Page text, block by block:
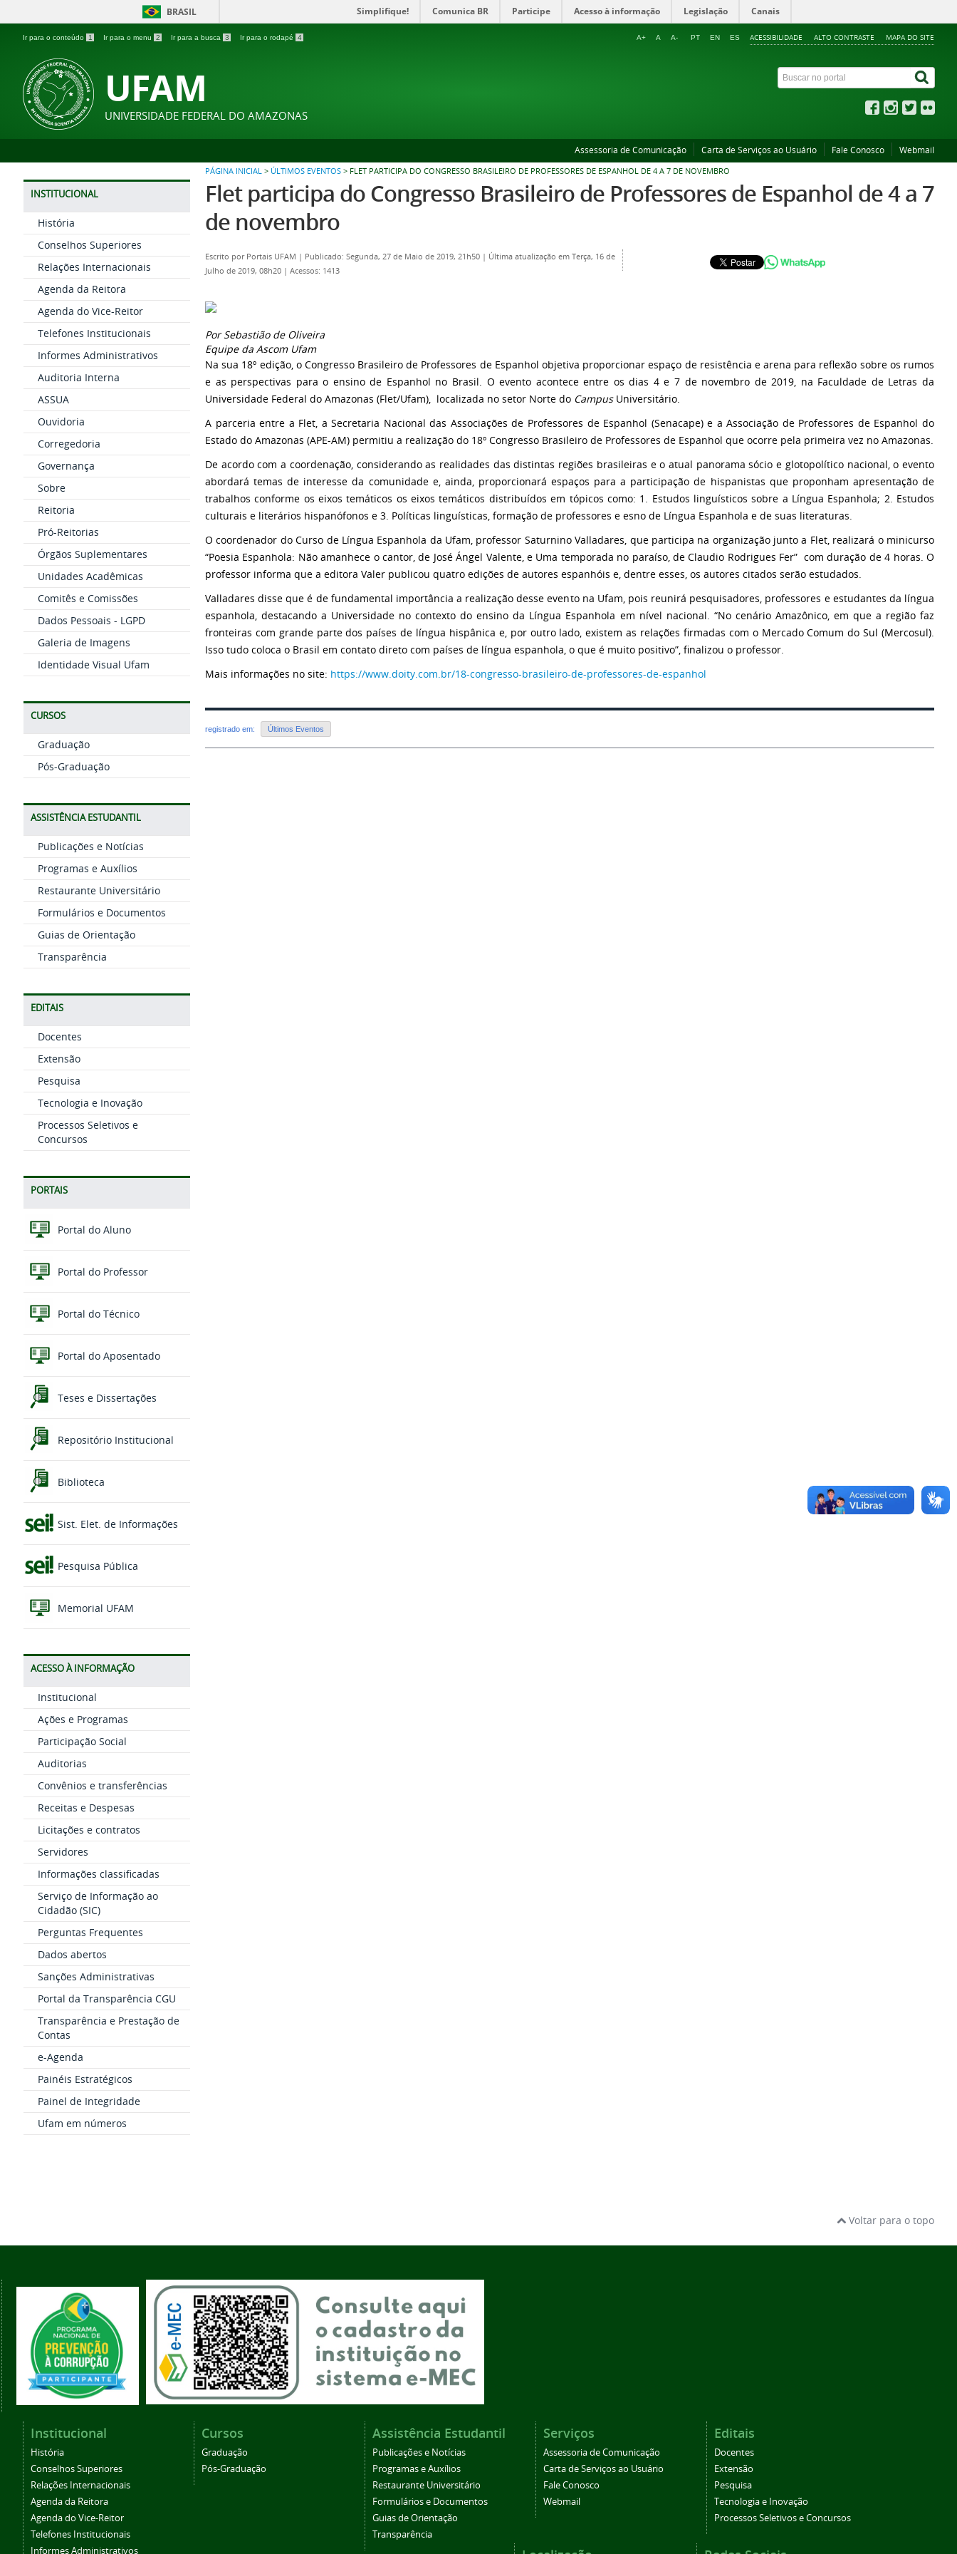
BRASIL Simplifique! Comunica BR Participe Acesso à informação Legislação Canais
Ir para o conteúdo 1 Ir para o menu 2 Ir para a busca 3 Ir para o rodapé 4 ACESSIBILIDADE ALTO CONTRASTE MAPA DO SITE
A+ A A- PT EN ES
UFAM
UNIVERSIDADE FEDERAL DO AMAZONAS
Assessoria de Comunicação Carta de Serviços ao Usuário Fale Conosco Webmail
PÁGINA INICIAL > ÚLTIMOS EVENTOS > FLET PARTICIPA DO CONGRESSO BRASILEIRO DE PROFESSORES DE ESPANHOL DE 4 A 7 DE NOVEMBRO
INSTITUCIONAL
História
Conselhos Superiores
Relações Internacionais
Agenda da Reitora
Agenda do Vice-Reitor
Telefones Institucionais
Informes Administrativos
Auditoria Interna
ASSUA
Ouvidoria
Corregedoria
Governança
Sobre
Reitoria
Pró-Reitorias
Órgãos Suplementares
Unidades Acadêmicas
Comitês e Comissões
Dados Pessoais - LGPD
Galeria de Imagens
Identidade Visual Ufam
CURSOS
Graduação
Pós-Graduação
ASSISTÊNCIA ESTUDANTIL
Publicações e Notícias
Programas e Auxílios
Restaurante Universitário
Formulários e Documentos
Guias de Orientação
Transparência
EDITAIS
Docentes
Extensão
Pesquisa
Tecnologia e Inovação
Processos Seletivos e
Concursos
PORTAIS
Portal do Aluno
Portal do Professor
Portal do Técnico
Portal do Aposentado
Teses e Dissertações
Repositório Institucional
Biblioteca
Sist. Elet. de Informações
Pesquisa Pública
Memorial UFAM
ACESSO À INFORMAÇÃO
Institucional
Ações e Programas
Participação Social
Auditorias
Convênios e transferências
Receitas e Despesas
Licitações e contratos
Servidores
Informações classificadas
Serviço de Informação ao
Cidadão (SIC)
Perguntas Frequentes
Dados abertos
Sanções Administrativas
Portal da Transparência CGU
Transparência e Prestação de
Contas
e-Agenda
Painéis Estratégicos
Painel de Integridade
Ufam em números
Flet participa do Congresso Brasileiro de Professores de Espanhol de 4 a 7
de novembro
Escrito por Portais UFAM | Publicado: Segunda, 27 de Maio de 2019, 21h50 | Última atualização em Terça, 16 de
Julho de 2019, 08h20 | Acessos: 1413
Por Sebastião de Oliveira
Equipe da Ascom Ufam
Na sua 18º edição, o Congresso Brasileiro de Professores de Espanhol objetiva proporcionar espaço de resistência e arena para reflexão sobre os rumos
e as perspectivas para o ensino de Espanhol no Brasil. O evento acontece entre os dias 4 e 7 de novembro de 2019, na Faculdade de Letras da
Universidade Federal do Amazonas (Flet/Ufam), localizada no setor Norte do CampusUniversitário.
A parceria entre a Flet, a Secretaria Nacional das Associações de Professores de Espanhol (Senacape) e a Associação de Professores de Espanhol do
Estado do Amazonas (APE-AM) permitiu a realização do 18º Congresso Brasileiro de Professores de Espanhol que ocorre pela primeira vez no Amazonas.
De acordo com a coordenação, considerando as realidades das distintas regiões brasileiras e o atual panorama sócio e glotopolítico nacional, o evento
abordará temas de interesse da comunidade e, ainda, proporcionará espaços para a participação de hispanistas que proponham apresentação de
trabalhos conforme os eixos temáticos os eixos temáticos distribuídos em tópicos como: 1. Estudos linguísticos sobre a Língua Espanhola; 2. Estudos
culturais e literários hispanófonos e 3. Políticas linguísticas, formação de professores e esno de Língua Espanhola e de suas literaturas.
O coordenador do Curso de Língua Espanhola da Ufam, professor Saturnino Valladares, que participa na organização junto a Flet, realizará o minicurso
“Poesia Espanhola: Não amanhece o cantor, de José Ángel Valente, e Uma temporada no paraíso, de Claudio Rodrigues Fer” com duração de 4 horas. O
professor informa que a editora Valer publicou quatro edições de autores espanhóis e, dentre esses, os autores citados serão estudados.
Valladares disse que é de fundamental importância a realização desse evento na Ufam, pois reunirá pesquisadores, professores e estudantes da língua
espanhola, destacando a Universidade no contexto do ensino da Língua Espanhola em nível nacional. “No cenário Amazônico, em que a região faz
fronteiras com grande parte dos países de língua hispânica e, por outro lado, existem as relações firmadas com o Mercado Comum do Sul (Mercosul).
Isso tudo coloca o Brasil em contato direto com países de língua espanhola, o que é muito positivo”, finalizou o professor.
Mais informações no site: https://www.doity.com.br/18-congresso-brasileiro-de-professores-de-espanhol
registrado em: Últimos Eventos
Voltar para o topo
Institucional
História
Conselhos Superiores
Relações Internacionais
Agenda da Reitora
Agenda do Vice-Reitor
Telefones Institucionais
Informes Administrativos
Cursos
Graduação
Pós-Graduação
Assistência Estudantil
Publicações e Notícias
Programas e Auxílios
Restaurante Universitário
Formulários e Documentos
Guias de Orientação
Transparência
Serviços
Assessoria de Comunicação
Carta de Serviços ao Usuário
Fale Conosco
Webmail
Editais
Docentes
Extensão
Pesquisa
Tecnologia e Inovação
Processos Seletivos e Concursos